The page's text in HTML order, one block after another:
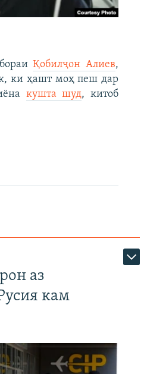
Қобилҷон Алиев,
ки ҳашт моҳ пеш дар
кушта шуд, китоб
аз
кам